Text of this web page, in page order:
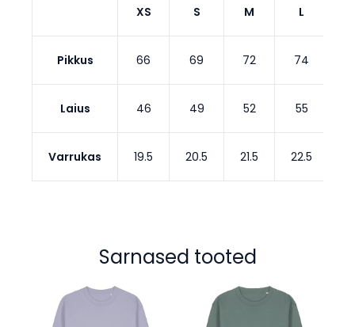
XS S M L
Pikkus 66 69 72 74
Laius 46 49 52 55
Varrukas 19.5 20.5 21.5 22.5
Sarnased tooted